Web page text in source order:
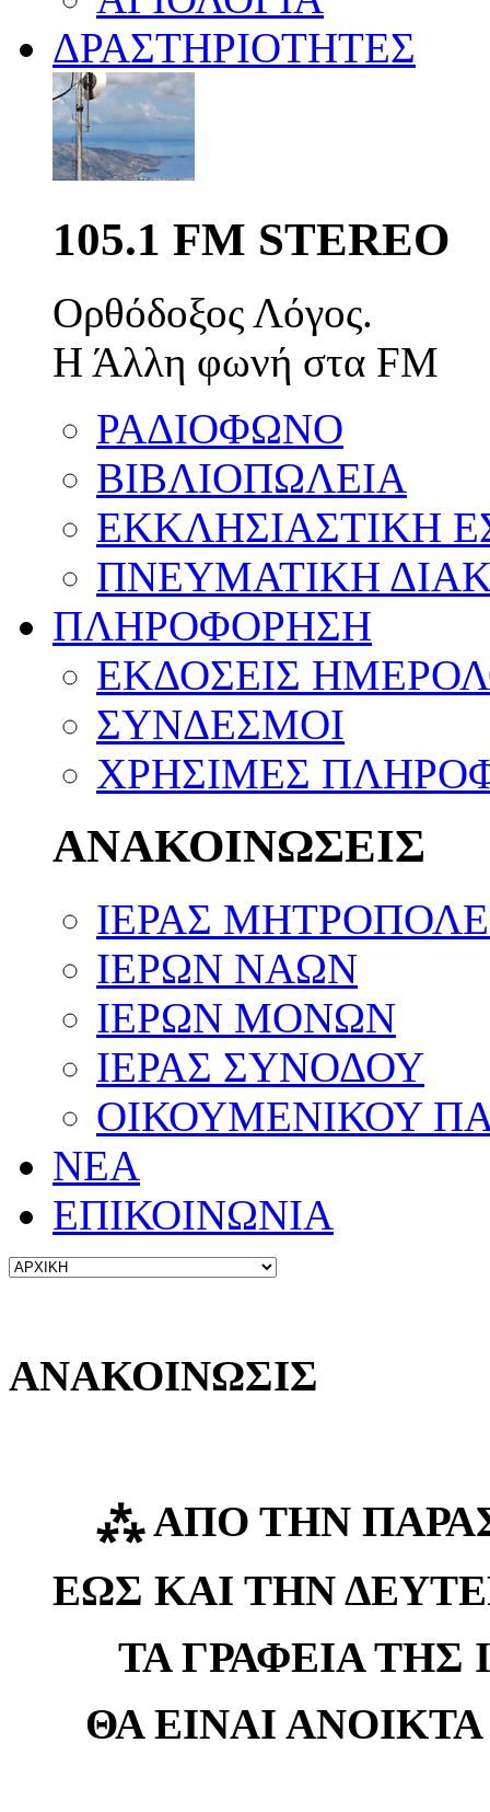
ΔΡΑΣΤΗΡΙΟΤΗΤΕΣ
105.1 FM STEREO
Ορθόδοξος Λόγος.
Η Άλλη φωνή στα FM
ΡΑΔΙΟΦΩΝΟ
ΒΙΒΛΙΟΠΩΛΕΙΑ
ΕΚΚΛΗΣΙΑΣΤΙΚΗ
ΠΝΕΥΜΑΤΙΚΗ
ΠΛΗΡΟΦΟΡΗΣΗ
ΕΚΔΟΣΕΙΣ
ΣΥΝΔΕΣΜΟΙ
ΧΡΗΣΙΜΕΣ
ΑΝΑΚΟΙΝΩΣΕΙΣ
ΙΕΡΑΣ
ΙΕΡΩΝ ΝΑΩΝ
ΙΕΡΩΝ ΜΟΝΩΝ
ΙΕΡΑΣ ΣΥΝΟΔΟΥ
ΟΙΚΟΥΜΕΝΙΚΟΥ
ΝΕΑ
ΕΠΙΚΟΙΝΩΝΙΑ
ΑΝΑΚΟΙΝΩΣΙΣ
⁂ΑΠΟ ΤΗΝ
ΕΩΣ ΚΑΙ ΤΗΝ
ΤΑ ΓΡΑΦΕΙΑ
ΘΑ ΕΙΝΑΙ